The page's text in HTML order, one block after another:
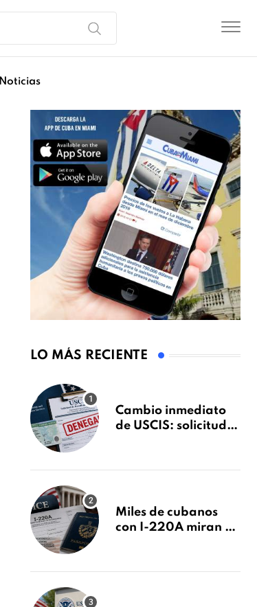
Noticias
LO MÁS RECIENTE
Cambio inmediato
de USCIS: solicitudes
sin previo aviso
Miles de cubanos
con I-220A miran al
decidirse en una